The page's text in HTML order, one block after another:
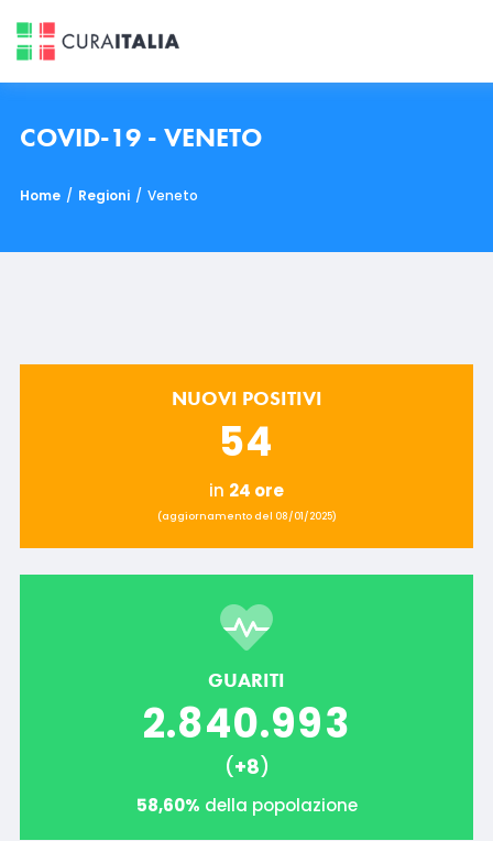
COVID-19 - VENETO
Home / Regioni / Veneto
NUOVI POSITIVI
54
in 24 ore
(aggiornamento del 08/01/2025)
GUARITI
2.840.993
(+8)
58,60% della popolazione